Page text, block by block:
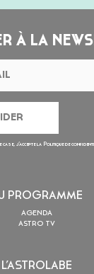
À LA
case, j’accepte la Politique de
PROGRAMME
AGENDA
ASTRO TV
L’ASTROLABE